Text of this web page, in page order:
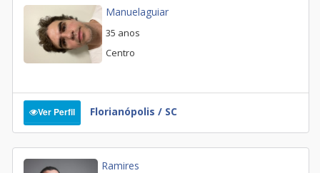
Manuelaguiar
35 anos
Centro
Ver Perfil Florianópolis / SC
Ramires